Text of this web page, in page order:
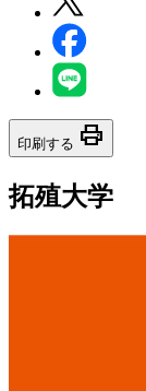
印刷する print
拓殖大学